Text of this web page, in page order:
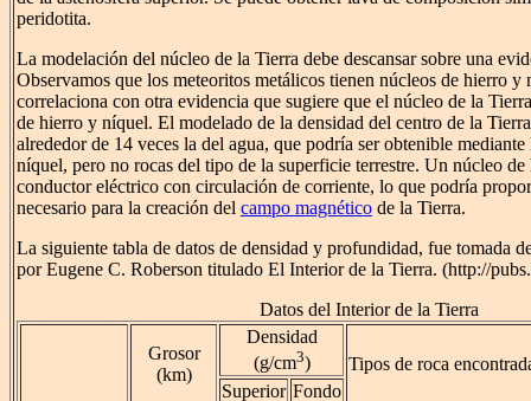
peridotita.
La modelación del núcleo de la Tierra debe descansar sobre una
Observamos que los meteoritos metálicos tienen núcleos de hierro y
correlaciona con otra evidencia que sugiere que el núcleo de la
de hierro y níquel. El modelado de la densidad del centro de la
alrededor de 14 veces la del agua, que podría ser obtenible
níquel, pero no rocas del tipo de la superficie terrestre. Un núcleo
conductor eléctrico con circulación de corriente, lo que podría
necesario para la creación del campo magnético de la Tierra.
La siguiente tabla de datos de densidad y profundidad, fue tomada
por Eugene C. Roberson titulado El Interior de la Tierra. (http://
Datos del Interior de la Tierra
Grosor
(km)
Densidad
(g/cm3)
Tipos de roca
Superior Fondo